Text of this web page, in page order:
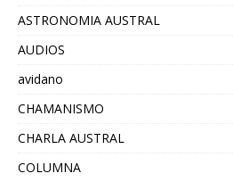
ASTRONOMIA AUSTRAL
AUDIOS
avidano
CHAMANISMO
CHARLA AUSTRAL
COLUMNA